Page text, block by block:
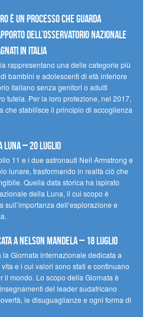
è un processo che guarda
dell’Osservatorio Nazionale
in Italia
rappresentano una delle categorie più
bambini e adolescenti di età inferiore
italiano senza genitori o adulti
tutela. Per la loro protezione, nel 2017,
che stabilisce il principio di accoglienza
– 20 luglio
11 e i due astronauti Neil Armstrong e
lunare, trasformando in realtà ciò che
Quella data storica ha ispirato
della Luna, il cui scopo è
dell’esplorazione e
a Nelson Mandela – 18 luglio
Giornata internazionale dedicata a
e i cui valori sono stati e continuano
il mondo. Lo scopo della Giornata è
del leader sudafricano
le disuguaglianze e ogni forma di